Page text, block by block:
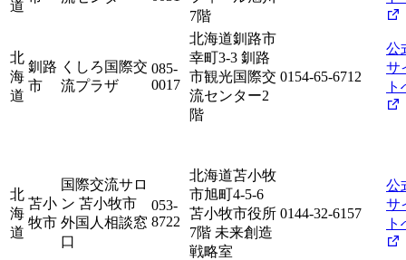
道
7階
北
海
道
釧路
市
くしろ国際交
流プラザ
085-
0017
北海道釧路市
幸町3-3 釧路
市観光国際交
流センター2
階
0154-65-6712
公
サ
ト
北
海
道
苫小
牧市
国際交流サロ
ン 苫小牧市
外国人相談窓
口
053-
8722
北海道苫小牧
市旭町4-5-6
苫小牧市役所
7階 未来創造
戦略室
0144-32-6157
公
サ
ト